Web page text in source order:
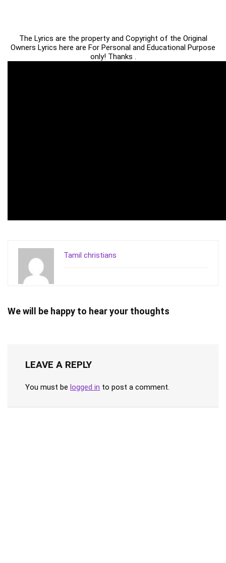
The Lyrics are the property and Copyright of the Original
Owners Lyrics here are For Personal and Educational Purpose
only! Thanks .
Tamil christians
We will be happy to hear your thoughts
LEAVE A REPLY
You must be logged in to post a comment.